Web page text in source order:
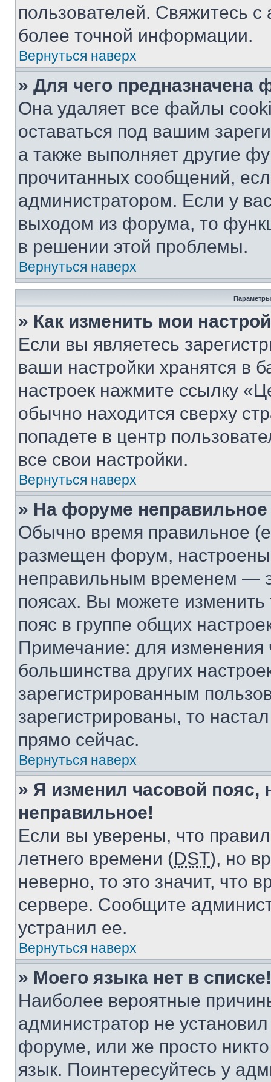
пользователей. Свяжитесь
более точной информации.
Вернуться наверх
» Для чего предназначена
Она удаляет все файлы
оставаться под вашим
а также выполняет другие
прочитанных сообщений,
администратором. Если у
выходом из форума, то
в решении этой проблемы.
Вернуться наверх
Параметры
» Как изменить мои
Если вы являетесь
ваши настройки хранятся в
настроек нажмите ссылку
обычно находится сверху
попадете в центр
все свои настройки.
Вернуться наверх
» На форуме
Обычно время правильное
размещен форум, настроены
неправильным временем —
поясах. Вы можете изменить
пояс в группе общих
Примечание: для изменения
большинства других
зарегистрированным
зарегистрированы, то
прямо сейчас.
Вернуться наверх
» Я изменил часовой пояс,
неправильное!
Если вы уверены, что
летнего времени (DST), но
неверно, то это значит, что
сервере. Сообщите
устранил ее.
Вернуться наверх
» Моего языка нет в списке!
Наиболее вероятные
администратор не
форуме, или же просто
язык. Поинтересуйтесь у